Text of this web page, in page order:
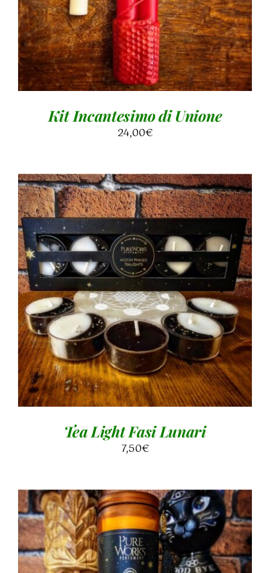
Kit Incantesimo di Unione
24,00€
AGGIUNGI AL CARRELLO / DETTAGLI
Tea Light Fasi Lunari
7,50€